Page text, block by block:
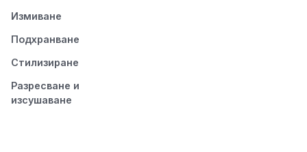
Измиване
Подхранване
Стилизиране
Разресване и
изсушаване